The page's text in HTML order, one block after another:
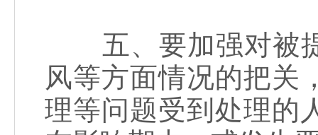
五、要加强对被提
风等方面情况的把关
理等问题受到处理的